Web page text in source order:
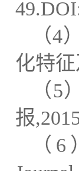
（4）
化特
（ 5）
报
（ 6